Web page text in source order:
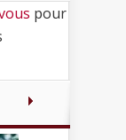
pour